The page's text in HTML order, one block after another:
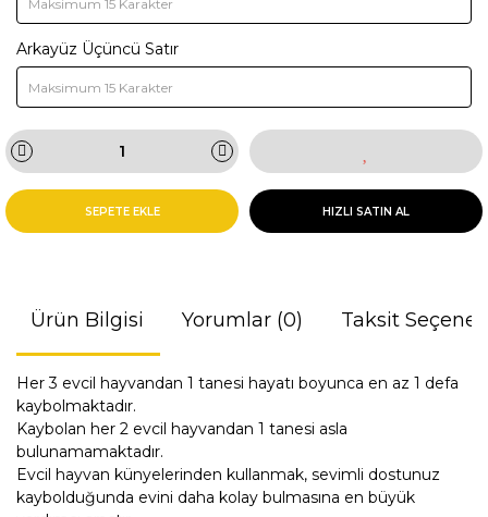
Arkayüz Üçüncü Satır
SEPETE EKLE HIZLI SATIN AL
Ürün Bilgisi Yorumlar (0) Taksit
Her 3 evcil hayvandan 1 tanesi hayatı boyunca en az 1 defa
kaybolmaktadır.
Kaybolan her 2 evcil hayvandan 1 tanesi asla
bulunamamaktadır.
Evcil hayvan künyelerinden kullanmak, sevimli dostunuz
kaybolduğunda evini daha kolay bulmasına en büyük